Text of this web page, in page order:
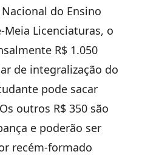
do Ensino
Meia Licenciaturas, o
R$ 1.050
de integralização do
pode sacar
outros R$ 350 são
e poderão ser
recém-formado